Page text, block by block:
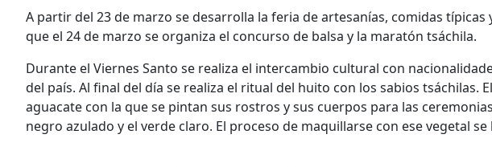
A partir del 23 de marzo se desarrolla la feria de artesanías, comidas
que el 24 de marzo se organiza el concurso de balsa y la maratón tsáchila.
Durante el Viernes Santo se realiza el intercambio cultural con
del país. Al final del día se realiza el ritual del huito con los sabios tsáchilas.
aguacate con la que se pintan sus rostros y sus cuerpos para las
negro azulado y el verde claro. El proceso de maquillarse con ese vegetal